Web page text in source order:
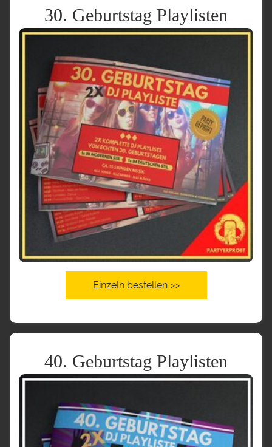
30. Geburtstag Playlisten
Einzeln bestellen >>
40. Geburtstag Playlisten